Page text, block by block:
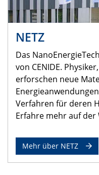
NETZ
Das
von CENIDE.
erforschen neue
Verfahren für deren
Erfahre mehr auf der
Mehr über NETZ